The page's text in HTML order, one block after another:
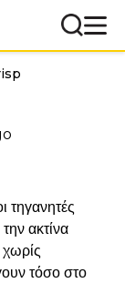
τηγανητές
ακτίνα
τόσο στο